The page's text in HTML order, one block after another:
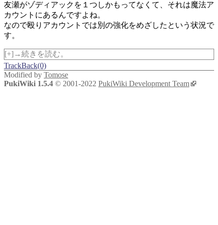
友瀬がゾディアックを１つしかもってなくて、それは魔法ア
カウントにあるんですよね。
なので殴りアカウントでは別の強化をめざしたという状況で
す。
[+]→続きを読む。
TrackBack(0)
Modified by Tomose
PukiWiki 1.5.4 © 2001-2022 PukiWiki Development Team